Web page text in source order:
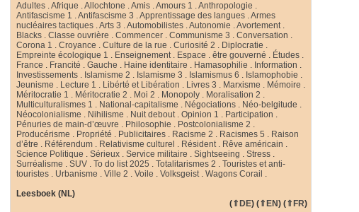
Adultes .Afrique .Allochtone .Amis .Amours 1 .Anthropologie .
Antifascisme 1 .Antifascisme 3 .Apprentissage des langues .Armes
nucléaires tactiques .Arts 3 .Automobilistes .Autonomie .Avortement.
Blacks .Classe ouvrière .Commencer .Communisme 3 .Conversation .
Corona 1 .Croyance .Culture de la rue .Curiosité 2 . Diplocratie .
Empreinte écologique 1 . Enseignement. Espace .être gouverné . Études .
France . Francité .Gauche . Haine identitaire . Hamasophilie . Information .
Investissements . Islamisme 2 . Islamisme 3 . Islamismus 6 . Islamophobie .
Jeunisme . Lecture 1 . Libérté et Libération . Livres 3 . Marxisme . Mémoire .
Méritocratie 1 . Méritocratie 2 . Moi 2 . Monopoly . Moralisation 2 .
Multiculturalismes 1 . National-capitalisme . Négociations . Néo-belgitude .
Néocolonialisme . Nihilisme . Nuit debout.Opinion 1 . Participation .
Pénuries de main-d’œuvre . Philosophie . Postcolonialisme 2 .
Producérisme . Propriété . Publicitaires . Racisme 2 . Racismes 5 . Raison
d’être . Référendum . Relativisme culturel . Résident. Rêve américain .
Science Politique .Sérieux .Service militaire .Sightseeing .Stress .
Surréalisme .SUV .To do list 2025 .Totalitarismes 2 .Touristes et anti-
touristes . Urbanisme .Ville 2 .Voile .Volksgeist.Wagons Corail .
Leesboek (NL)
(⇑DE) (⇑EN) (⇑FR)